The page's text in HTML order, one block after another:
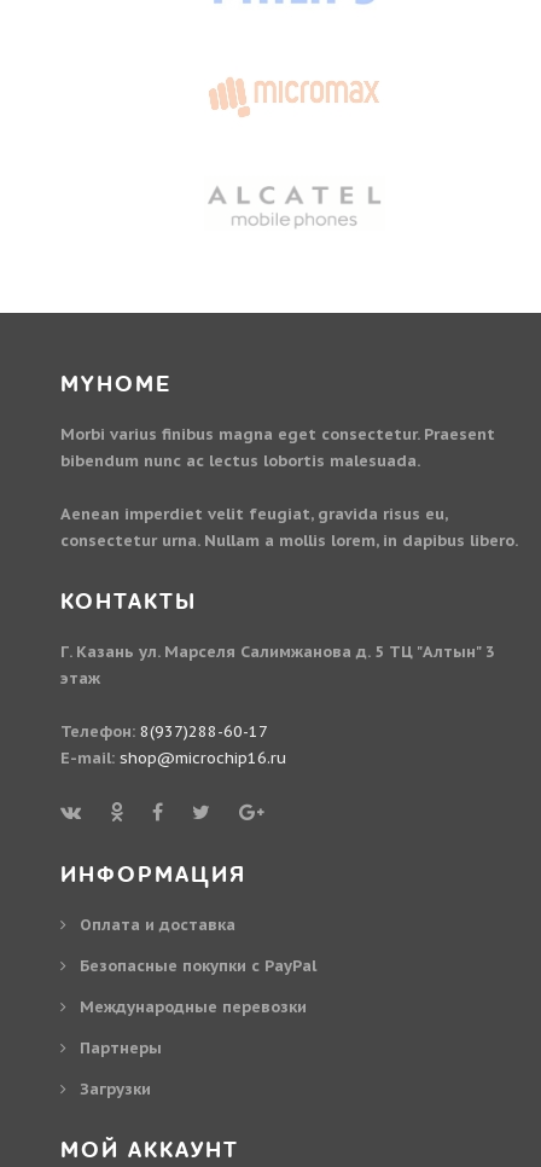
MYHOME
Morbi varius finibus magna eget consectetur. Praesent
bibendum nunc ac lectus lobortis malesuada.
Aenean imperdiet velit feugiat, gravida risus eu,
consectetur urna. Nullam a mollis lorem, in dapibus libero.
КОНТАКТЫ
Г. Казань ул. Марселя Салимжанова д. 5 ТЦ "Алтын" 3
этаж
Телефон: 8(937)288-60-17
E-mail: shop@microchip16.ru
ИНФОРМАЦИЯ
Оплата и доставка
Безопасные покупки с PayPal
Международные перевозки
Партнеры
Загрузки
МОЙ АККАУНТ